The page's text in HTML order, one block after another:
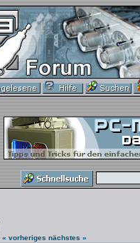
« vorheriges nächstes »